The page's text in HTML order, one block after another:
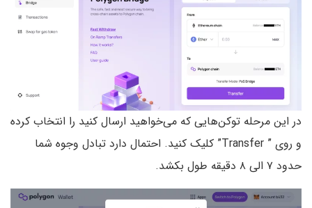
در این مرحله ‌توکن‌هایی که می‌خواهید ارسال کنید را انتخاب کرده
و روی ” Transfer” کلیک کنید. احتمال دارد تبادل وجوه شما
حدود ۷ الی ۸ دقیقه طول بکشد.